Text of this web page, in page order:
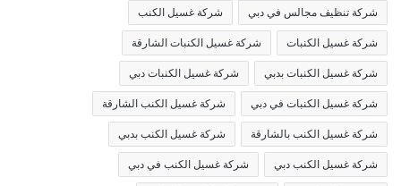
شركة تنظيف مجالس في دبي شركة غسيل الكنب
شركة غسيل الكنبات شركة غسيل الكنبات الشارقة
شركة غسيل الكنبات بدبي شركة غسيل الكنبات دبي
شركة غسيل الكنبات في دبي شركة غسيل الكنب الشارقة
شركة غسيل الكنب بالشارقة شركة غسيل الكنب بدبي
شركة غسيل الكنب دبي شركة غسيل الكنب في دبي